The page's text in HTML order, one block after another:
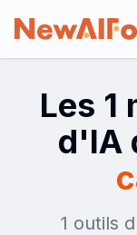
Les 1
d'IA
1 outils